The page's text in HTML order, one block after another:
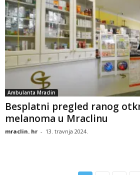
Ambulanta Mraclin
Besplatni pregled ranog
melanoma u Mraclinu
mraclin. hr - 13. travnja 2024.